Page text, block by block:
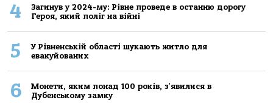
4
Загинув у 2024-му: Рівне проведе в останню дорогу
Героя, який поліг на війні
5
У Рівненській області шукають житло для
евакуйованих
6
Монети, яким понад 100 років, з'явилися в
Дубенському замку